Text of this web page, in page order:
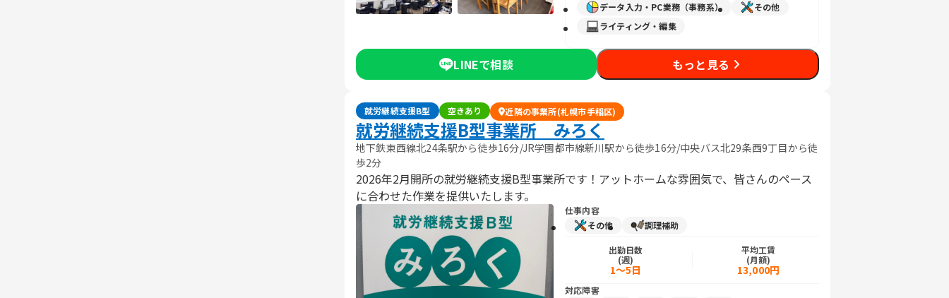
データ入力・PC業務（事務系）
その他
ライティング・編集
LINEで相談 もっと見る
就労継続支援B型 空きあり 近隣の事業所(札幌市手稲区)
就労継続支援B型事業所 みろく
地下鉄東西線北24条駅から徒歩16分/JR学園都市線新川駅から徒歩16分/中央バス北29条西9丁目から徒
歩2分
2026年2月開所の就労継続支援B型事業所です！アットホームな雰囲気で、皆さんのペース
に合わせた作業を提供いたします。
仕事内容
その他
調理補助
出勤日数
(週)
1～5日
平均工賃
(月額)
13,000円
対応障害